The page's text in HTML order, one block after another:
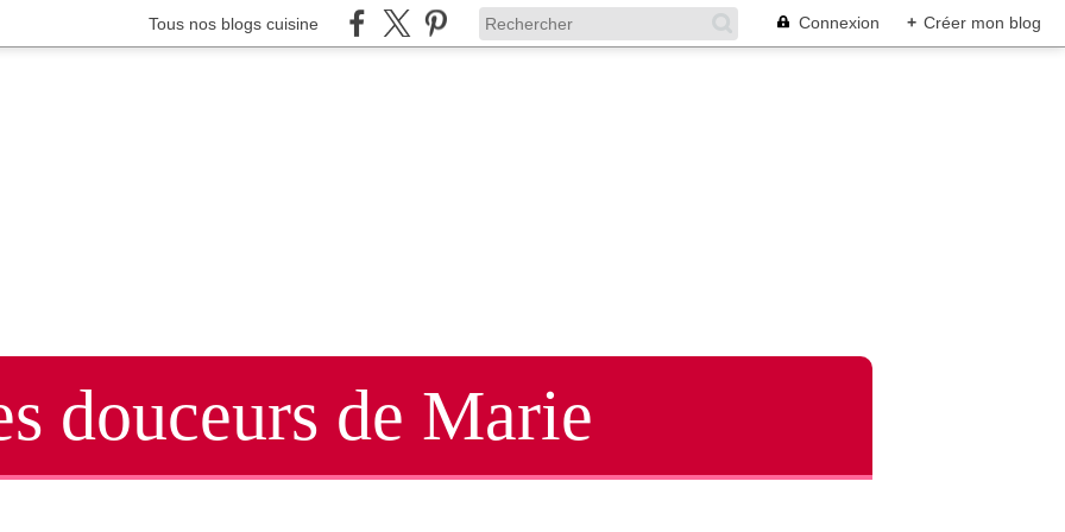
Tous nos blogs cuisine Connexion + Créer mon blog
douceurs de Marie